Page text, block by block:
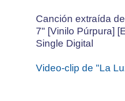
Canción extraída
7" [Vinilo Púrpura]
Single Digital
Video-clip de "La